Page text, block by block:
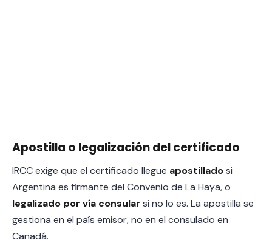
Apostilla o legalización del certificado
IRCC exige que el certificado llegue apostilladosi
Argentina es firmante del Convenio de La Haya, o
legalizado por vía consular si no lo es. La apostilla se
gestiona en el país emisor, no en el consulado en
Canadá.